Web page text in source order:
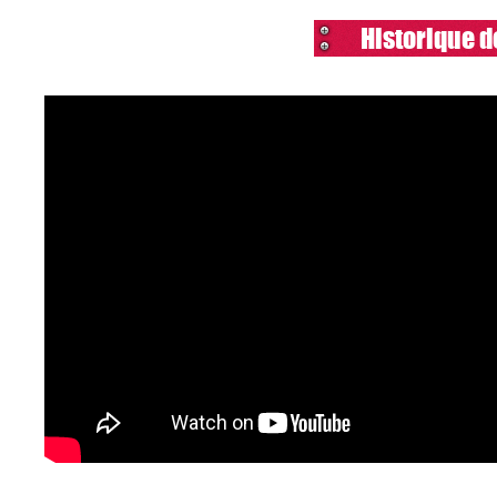
Historique